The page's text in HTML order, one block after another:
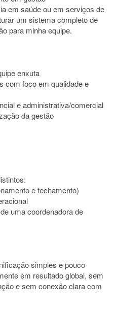
em saúde ou em serviços de
um sistema completo de
para minha equipe.
enxuta
com foco em qualidade e
e administrativa/comercial
da gestão
e fechamento)
uma coordenadora de
simples e pouco
em resultado global, sem
e sem conexão clara com